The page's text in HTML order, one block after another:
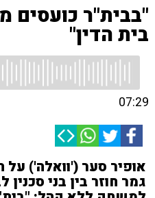
"בבית"ר כועסים
בית הדין"
07:29
אופיר סער ('וואלה')
גמר חוזר בין בני